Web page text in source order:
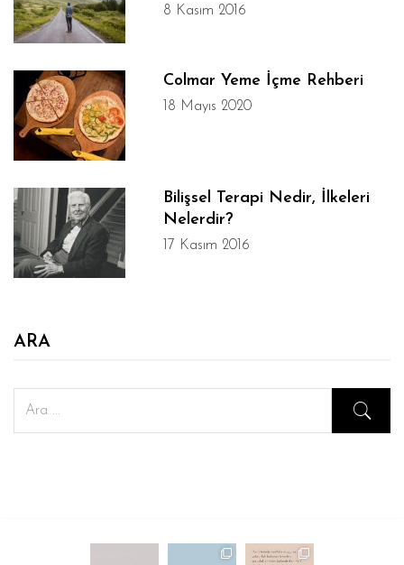
8 Kasım 2016
Colmar Yeme İçme Rehberi
18 Mayıs 2020
Bilişsel Terapi Nedir, İlkeleri
Nelerdir?
17 Kasım 2016
ARA